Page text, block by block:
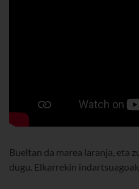
Bueltan da marea laranja, eta
dugu. Elkarrekin